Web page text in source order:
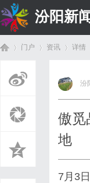
汾阳新
门户 资讯
›
详情
汾
傲觅
地
7月3